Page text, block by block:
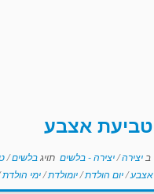
טביעת אצבע
ביצירה/יצירה - בלשים תויגבלשים/
אצבע/יום הולדת/יומולדת/ימי הולדת